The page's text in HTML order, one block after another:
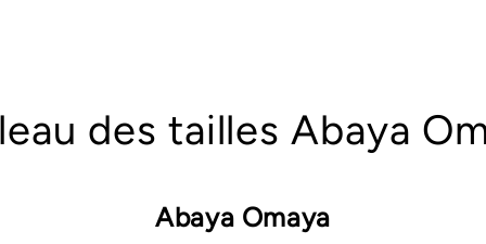
des tailles Abaya
Abaya Omaya